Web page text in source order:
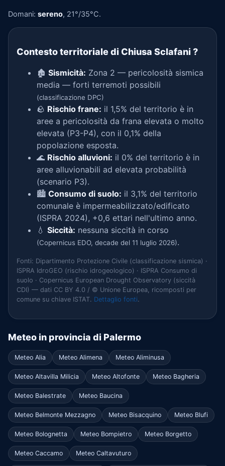
Domani: sereno, 21°/35°C.
Contesto territoriale di Chiusa Sclafani ?
🏚️ Sismicità: Zona 2 — pericolosità sismica
media — forti terremoti possibili
(classificazione DPC)
🪨 Rischio frane: il 1,5% del territorio è in
aree a pericolosità da frana elevata o molto
elevata (P3-P4), con il 0,1% della
popolazione esposta.
🌊 Rischio alluvioni: il 0% del territorio è in
aree alluvionabili ad elevata probabilità
(scenario P3).
🏙️ Consumo di suolo: il 3,1% del territorio
comunale è impermeabilizzato/edificato
(ISPRA 2024), +0,6 ettari nell'ultimo anno.
💧 Siccità: nessuna siccità in corso
(Copernicus EDO, decade del 11 luglio 2026).
Fonti: Dipartimento Protezione Civile (classificazione sismica) ·
ISPRA IdroGEO (rischio idrogeologico) · ISPRA Consumo di
suolo · Copernicus European Drought Observatory (siccità
CDI) — dati CC BY 4.0 / © Unione Europea, ricomposti per
comune su chiave ISTAT. Dettaglio fonti.
Meteo in provincia di Palermo
Meteo Alia Meteo Alimena Meteo Aliminusa
Meteo Altavilla Milicia Meteo Altofonte Meteo Bagheria
Meteo Balestrate Meteo Baucina
Meteo Belmonte Mezzagno Meteo Bisacquino Meteo Blufi
Meteo Bolognetta Meteo Bompietro Meteo Borgetto
Meteo Caccamo Meteo Caltavuturo